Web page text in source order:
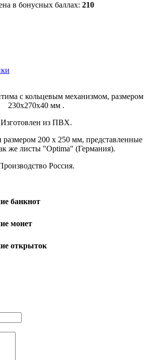
в бонусных баллах: 210
с кольцевым механизмом, размером
230х270х40 мм .
Изготовлен из ПВХ.
размером 200 х 250 мм, представленные
же листы "Optima" (Германия).
Россия.
банкнот
монет
открыток